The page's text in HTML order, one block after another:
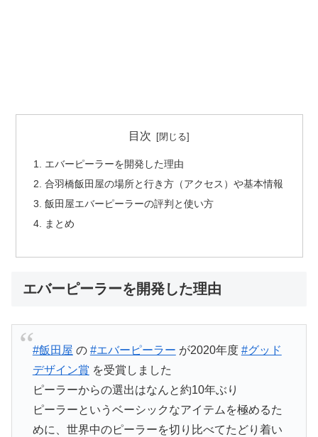
目次
エバーピーラーを開発した理由
合羽橋飯田屋の場所と行き方（アクセス）や基本情報
飯田屋エバーピーラーの評判と使い方
まとめ
エバーピーラーを開発した理由
#飯田屋 の #エバーピーラー が2020年度 #グッド
デザイン賞 を受賞しました
ピーラーからの選出はなんと約10年ぶり
ピーラーというベーシックなアイテムを極めるた
めに、世界中のピーラーを切り比べてたどり着い